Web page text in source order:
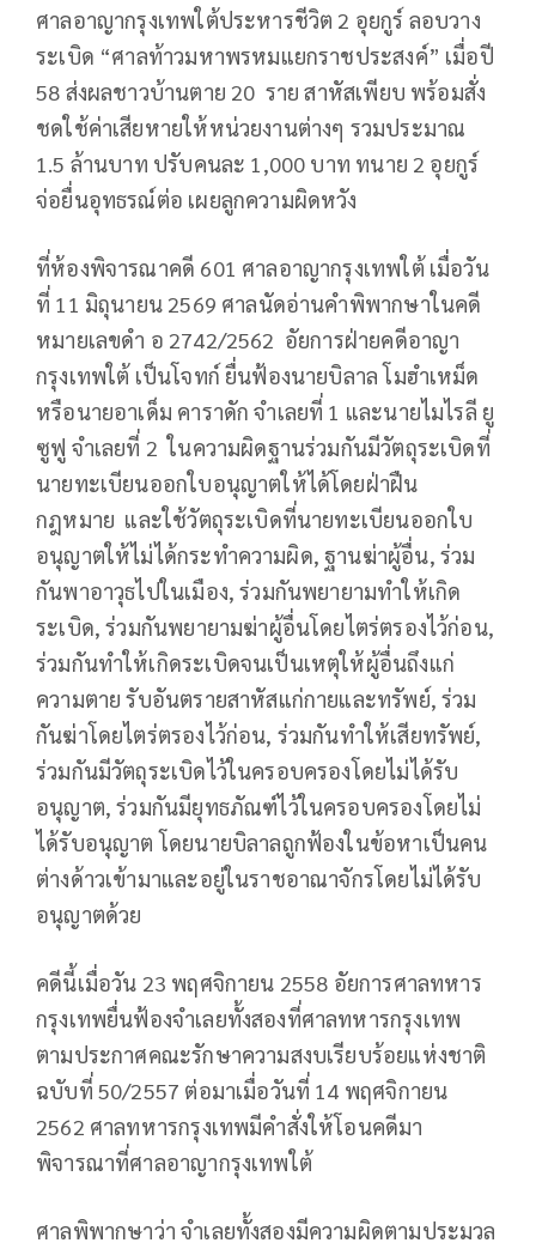
ศาลอาญากรุงเทพใต้ประหารชีวิต 2 อุยกูร์ ลอบวาง
ระเบิด “ศาลท้าวมหาพรหมแยกราชประสงค์” เมื่อปี
58 ส่งผลชาวบ้านตาย 20 ราย สาหัสเพียบ พร้อมสั่ง
ชดใช้ค่าเสียหายให้หน่วยงานต่างๆ รวมประมาณ
1.5 ล้านบาท ปรับคนละ 1,000 บาท ทนาย 2 อุยกูร์
จ่อยื่นอุทธรณ์ต่อ เผยลูกความผิดหวัง
ที่ห้องพิจารณาคดี 601 ศาลอาญากรุงเทพใต้ เมื่อวัน
ที่ 11 มิถุนายน 2569 ศาลนัดอ่านคำพิพากษาในคดี
หมายเลขดำ อ 2742/2562 อัยการฝ่ายคดีอาญา
กรุงเทพใต้ เป็นโจทก์ ยื่นฟ้องนายบิลาล โมฮำเหม็ด
หรือนายอาเด็ม คาราดัก จำเลยที่ 1 และนายไมไรลี ยู
ซูฟู จำเลยที่ 2 ในความผิดฐานร่วมกันมีวัตถุระเบิดที่
นายทะเบียนออกใบอนุญาตให้ได้โดยฝ่าฝืน
กฎหมาย และใช้วัตถุระเบิดที่นายทะเบียนออกใบ
อนุญาตให้ไม่ได้กระทำความผิด, ฐานฆ่าผู้อื่น, ร่วม
กันพาอาวุธไปในเมือง, ร่วมกันพยายามทำให้เกิด
ระเบิด, ร่วมกันพยายามฆ่าผู้อื่นโดยไตร่ตรองไว้ก่อน,
ร่วมกันทำให้เกิดระเบิดจนเป็นเหตุให้ผู้อื่นถึงแก่
ความตาย รับอันตรายสาหัสแก่กายและทรัพย์, ร่วม
กันฆ่าโดยไตร่ตรองไว้ก่อน, ร่วมกันทำให้เสียทรัพย์,
ร่วมกันมีวัตถุระเบิดไว้ในครอบครองโดยไม่ได้รับ
อนุญาต, ร่วมกันมียุทธภัณฑ์ไว้ในครอบครองโดยไม่
ได้รับอนุญาต โดยนายบิลาลถูกฟ้องในข้อหาเป็นคน
ต่างด้าวเข้ามาและอยู่ในราชอาณาจักรโดยไม่ได้รับ
อนุญาตด้วย
คดีนี้เมื่อวัน 23 พฤศจิกายน 2558 อัยการศาลทหาร
กรุงเทพยื่นฟ้องจำเลยทั้งสองที่ศาลทหารกรุงเทพ
ตามประกาศคณะรักษาความสงบเรียบร้อยแห่งชาติ
ฉบับที่ 50/2557 ต่อมาเมื่อวันที่ 14 พฤศจิกายน
2562 ศาลทหารกรุงเทพมีคำสั่งให้โอนคดีมา
พิจารณาที่ศาลอาญากรุงเทพใต้
ศาลพิพากษาว่า จำเลยทั้งสองมีความผิดตามประมวล